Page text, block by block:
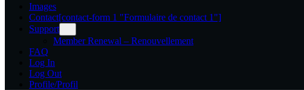
Images
Contact[contact-form 1 "Formulaire de contact 1"]
Support
Member Renewal – Renouvellement
FAQ
Log In
Log Out
Profile/Profil